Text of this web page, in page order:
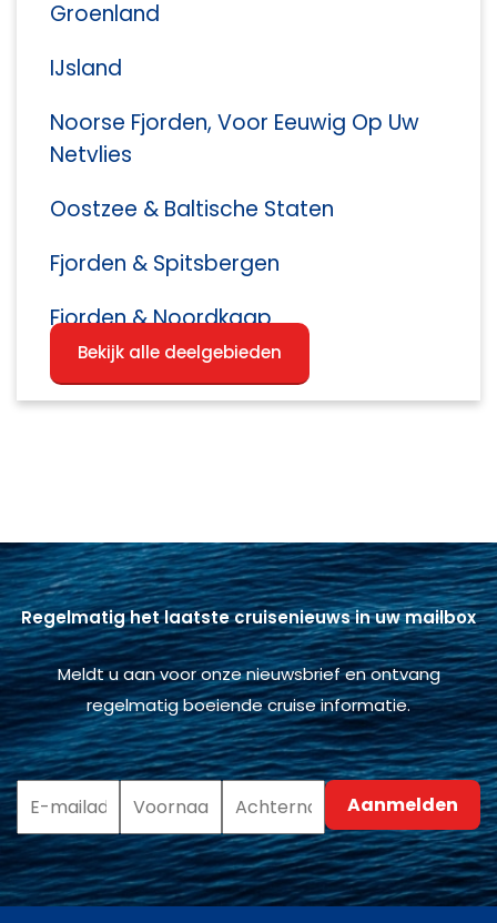
Groenland
IJsland
Noorse Fjorden, Voor Eeuwig Op Uw
Netvlies
Oostzee & Baltische Staten
Fjorden & Spitsbergen
Fjorden & Noordkaap
Bekijk alle deelgebieden
Regelmatig het laatste cruisenieuws in uw mailbox
Meldt u aan voor onze nieuwsbrief en ontvang
regelmatig boeiende cruise informatie.